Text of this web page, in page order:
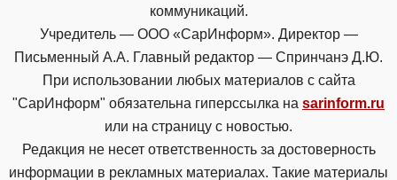
коммуникаций.
Учредитель — ООО «СарИнформ». Директор —
Письменный А.А. Главный редактор — Спринчанэ Д.Ю.
При использовании любых материалов с сайта
"СарИнформ" обязательна гиперссылка на sarinform.ru
или на страницу с новостью.
Редакция не несет ответственность за достоверность
информации в рекламных материалах. Такие материалы